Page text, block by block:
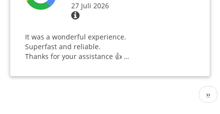
27 Juli 2026
It was a wonderful experience.
Superfast and reliable.
Thanks for your assistance 👍 …
››